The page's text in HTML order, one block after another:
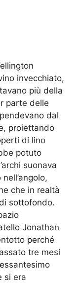
invecchiato,
più della
parte delle
dal
proiettando
di lino
potuto
suonava
che in realtà
sottofondo.
Jonathan
perché
tre mesi
si era